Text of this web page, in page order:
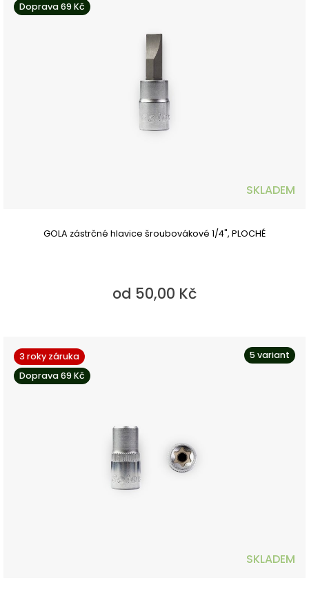
Doprava 69 Kč
SKLADEM
GOLA zástrčné hlavice šroubovákové 1/4", PLOCHÉ
od 50,00 Kč
5 variant
3 roky záruka
Doprava 69 Kč
SKLADEM